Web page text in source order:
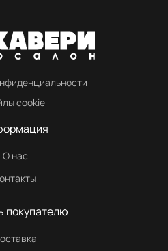
cookie
О нас
покупателю